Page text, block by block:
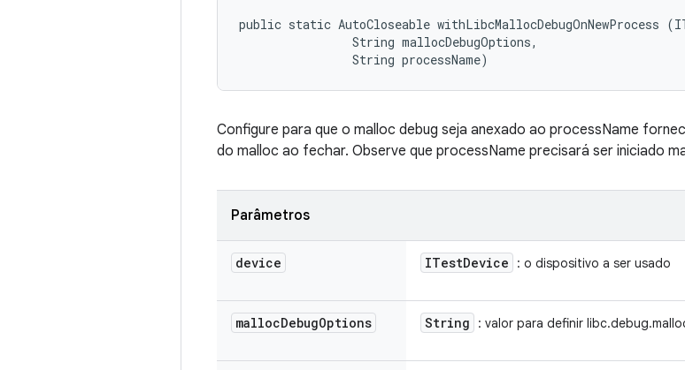
public static AutoCloseable withLibcMallocDebugOnNewProcess
                String mallocDebugOptions,
                String processName)
Configure para que o malloc debug seja anexado ao processName
do malloc ao fechar. Observe que processName precisará ser iniciado
Parâmetros
device ITestDevice : o dispositivo a ser usado
mallocDebugOptions String : valor para definir